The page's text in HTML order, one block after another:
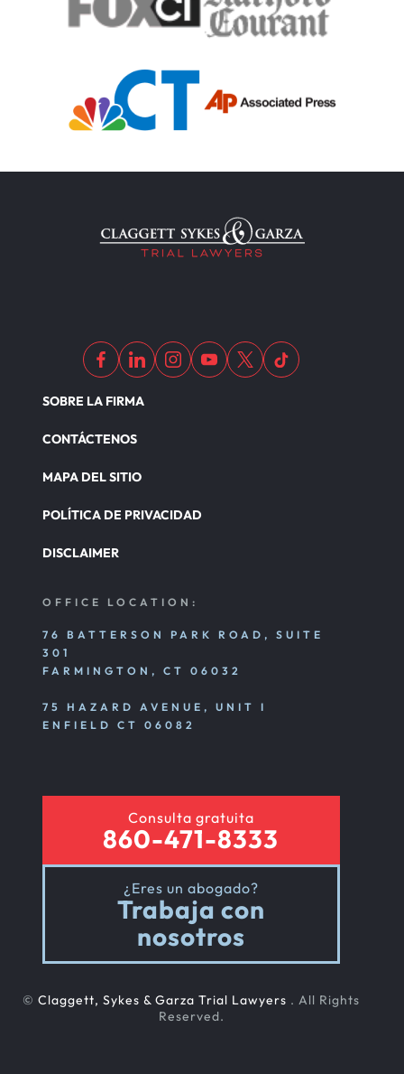
SOBRE LA FIRMA
CONTÁCTENOS
MAPA DEL SITIO
POLÍTICA DE PRIVACIDAD
DISCLAIMER
OFFICE LOCATION:
76 BATTERSON PARK ROAD, SUITE
301
FARMINGTON, CT 06032
75 HAZARD AVENUE, UNIT I
ENFIELD CT 06082
Consulta gratuita
860-471-8333
¿Eres un abogado?
Trabaja con
nosotros
© Claggett, Sykes & Garza Trial Lawyers . All Rights
Reserved.